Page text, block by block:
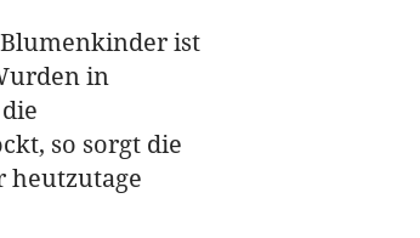
ist
in
so sorgt die
heutzutage